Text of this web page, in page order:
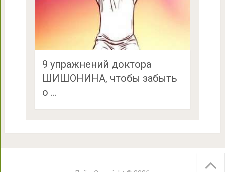
9 упражнений доктора
ШИШОНИНА, чтобы забыть
о …